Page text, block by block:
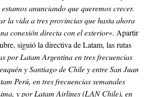
anunciando que queremos crecer.
la vida a tres provincias que hasta ahora
conexión directa con el exterior«. Apartir
siguió la directiva de Latam, las rutas
por Latam Argentina en tres frecuencias
y Santiago de Chile y entre San Juan
Perú, en tres frecuencias semanales
y por Latam Airlines (LAN Chile), en